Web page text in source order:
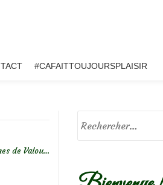
#CAFAITTOUJOURSPLAISIR
de Valou…